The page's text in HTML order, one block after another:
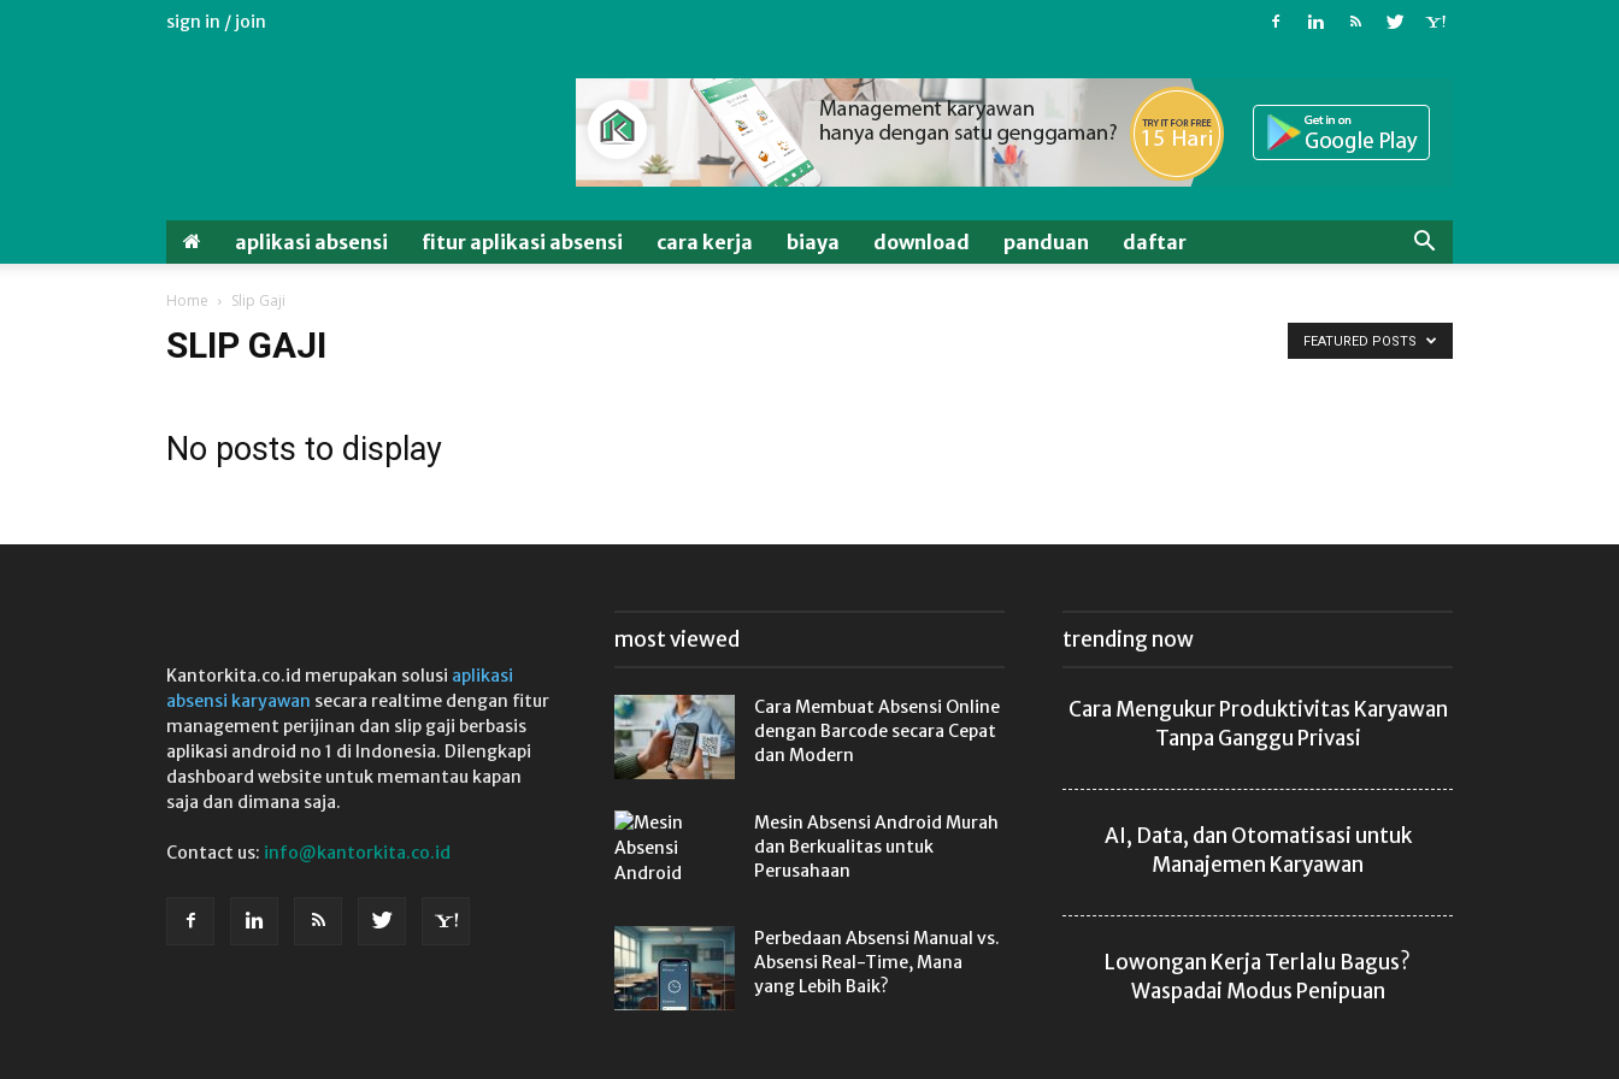
sign in / join
aplikasi absensi fitur aplikasi absensi cara kerja biaya download panduan daftar
Home Slip Gaji
SLIP GAJI FEATURED POSTS
No posts to display
Kantorkita.co.id merupakan solusi aplikasi
absensi karyawan secara realtime dengan fitur
management perijinan dan slip gaji berbasis
aplikasi android no 1 di Indonesia. Dilengkapi
dashboard website untuk memantau kapan
saja dan dimana saja.
Contact us: info@kantorkita.co.id
most viewed
Cara Membuat Absensi Online
dengan Barcode secara Cepat
dan Modern
Mesin Absensi Android Murah
dan Berkualitas untuk
Perusahaan
Perbedaan Absensi Manual vs.
Absensi Real-Time, Mana
yang Lebih Baik?
trending now
Cara Mengukur Produktivitas Karyawan
Tanpa Ganggu Privasi
AI, Data, dan Otomatisasi untuk
Manajemen Karyawan
Lowongan Kerja Terlalu Bagus?
Waspadai Modus Penipuan